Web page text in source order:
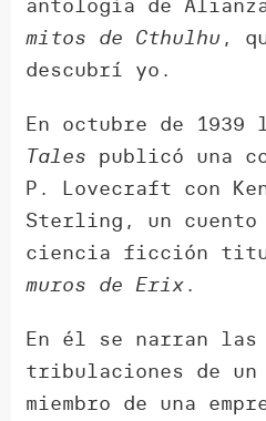
antología de
mitos de Cthulhu,
descubrí yo.
En octubre de
Tales publicó una
P. Lovecraft con
Sterling, un cuento
ciencia ficción
muros de Erix.
En él se narran las
tribulaciones de un
miembro de una